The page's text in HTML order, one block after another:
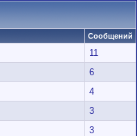
Сообщений
11
6
4
3
3